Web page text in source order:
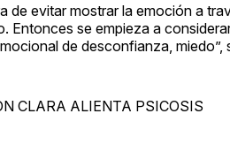
de evitar mostrar la emoción a
Entonces se empieza a
de desconfianza, miedo”,
CLARA ALIENTA PSICOSIS